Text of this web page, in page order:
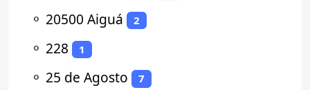
⚬ 20500 Aiguá 2
⚬ 228 1
⚬ 25 de Agosto 7